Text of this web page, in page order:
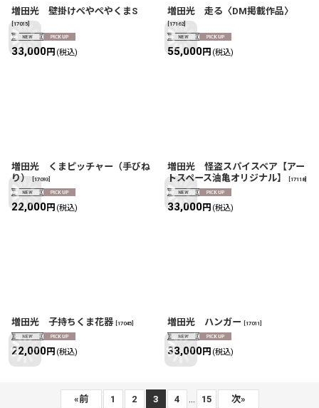
増田光 壁掛けぺやぺやくまS
17015
33,000円 (税込)
増田光 走る〈DM掲載作品〉
17162]
55,000円 (税込)
増田光 くまピッチャー（手びね
り）
17093
22,000円 (税込)
増田光 怪盗スパイスベア【アー
トスペース油亀オリジナル】
17118]
33,000円 (税込)
増田光 子持ちくま花器 17045
22,000円 (税込)
増田光 ハンガー 17011
33,000円 (税込)
«前 1 2 3 4 15 次»